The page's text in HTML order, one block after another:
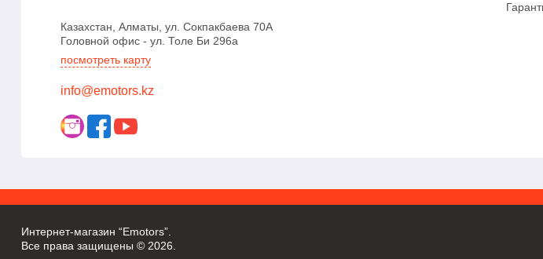
Казахстан, Алматы, ул. Сокпакбаева 70А
Головной офис - ул. Толе Би 296а
посмотреть карту
info@emotors.kz
Интернет-магазин “Emotors”.
Все права защищены © 2026.